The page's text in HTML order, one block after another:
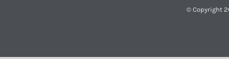
© Copyright